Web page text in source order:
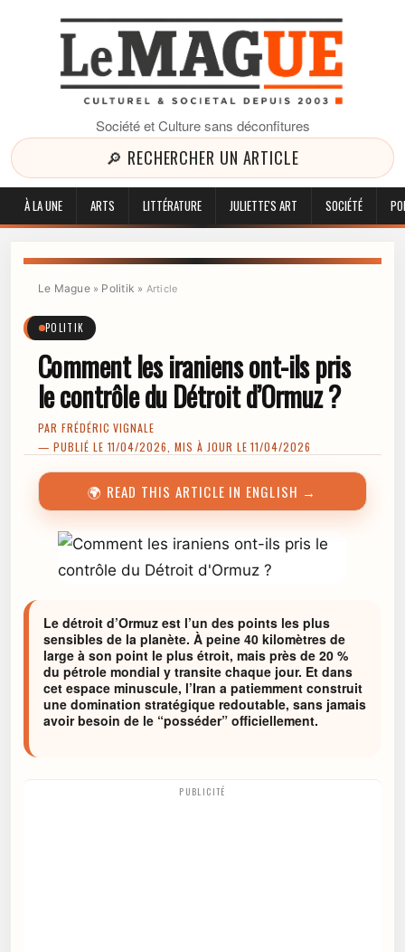
Société et Culture sans déconfitures
🔎 RECHERCHER UN ARTICLE
À LA UNE ARTS LITTÉRATURE JULIETTE'S ART SOCIÉTÉ
Le Mague» Politik » Article
POLITIK
Comment les iraniens ont-ils pris
le contrôle du Détroit d’Ormuz ?
PAR FRÉDÉRIC VIGNALE
— PUBLIÉ LE 11/04/2026, MIS À JOUR LE 11/04/2026
🌍 READ THIS ARTICLE IN ENGLISH →
Le détroit d’Ormuz est l’un des points les plus
sensibles de la planète. À peine 40 kilomètres de
large à son point le plus étroit, mais près de 20 %
du pétrole mondial y transite chaque jour. Et dans
cet espace minuscule, l’Iran a patiemment construit
une domination stratégique redoutable, sans jamais
avoir besoin de le “posséder” officiellement.
PUBLICITÉ